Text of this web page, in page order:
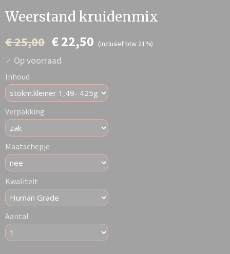
Weerstand kruidenmix
€ 25,00 € 22,50 (inclusief btw 21%)
✓ Op voorraad
Inhoud
Verpakking
Maatschepje
Kwaliteit
Aantal